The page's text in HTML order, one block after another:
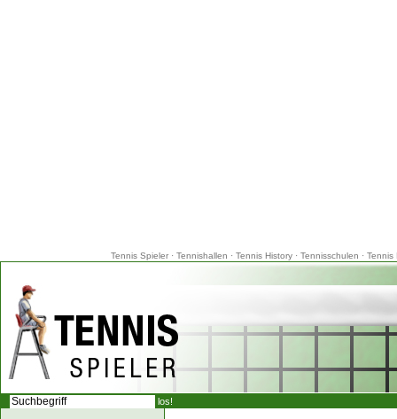
Tennis Spieler· Tennishallen · Tennis History· Tennisschulen · Tennis
los!